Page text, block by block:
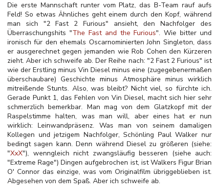
Die erste Mannschaft runter vom Platz, das B-Team rauf aufs
Feld! So etwas Ähnliches geht einem durch den Kopf, während
man sich "2 Fast 2 Furious" ansieht, den Nachfolger des
Überraschungshits "The Fast and the Furious". Wie bitter und
ironisch für den ehemals Oscarnominierten John Singleton, dass
er ausgerechnet gegen jemanden wie Rob Cohen den Kürzeren
zieht. Aber ich schweife ab. Der Reihe nach: "2 Fast 2 Furious" ist
wie der Erstling minus Vin Diesel minus eine (zugegebenermaßen
überschaubare) Geschichte minus Atmosphäre minus wirklich
mitreißende Stunts. Also, was bleibt? Nicht viel, so fürchte ich.
Gerade Punkt 1, das Fehlen von Vin Diesel, macht sich hier sehr
schmerzlich bemerkbar. Man mag von dem Glatzkopf mit der
Raspelstimme halten, was man will, aber eines hat er nun
wirklich: Leinwandpräsenz. Was man von seinem damaligen
Kollegen und jetzigem Nachfolger, Schönling Paul Walker nur
bedingt sagen kann. Denn während Diesel zu größeren (siehe:
"XxX"), wenngleich nicht zwangsläufig besseren (siehe auch:
"Extreme Rage") Dingen aufgebrochen ist, ist Walkers Figur Brian
O' Connor das einzige, was vom Originalfilm übriggeblieben ist.
Abgesehen von dem Spaß. Aber ich schweife ab.